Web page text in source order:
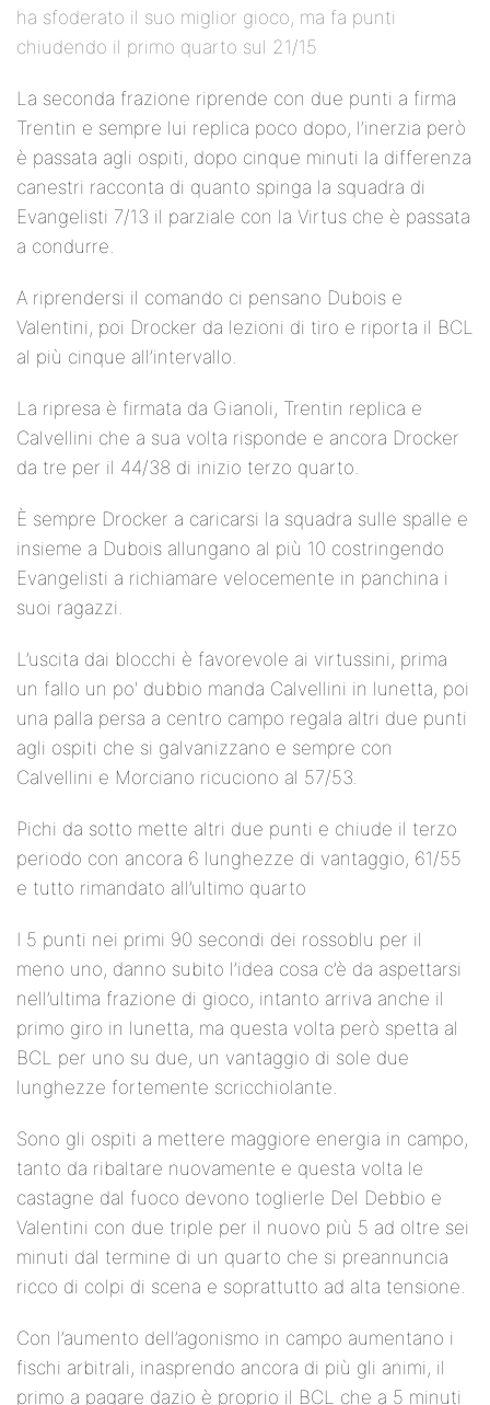
ha sfoderato il suo miglior gioco, ma fa punti
chiudendo il primo quarto sul 21/15
La seconda frazione riprende con due punti a firma
Trentin e sempre lui replica poco dopo, l’inerzia però
è passata agli ospiti, dopo cinque minuti la differenza
canestri racconta di quanto spinga la squadra di
Evangelisti 7/13 il parziale con la Virtus che è passata
a condurre.
A riprendersi il comando ci pensano Dubois e
Valentini, poi Drocker da lezioni di tiro e riporta il BCL
al più cinque all’intervallo.
La ripresa è firmata da Gianoli, Trentin replica e
Calvellini che a sua volta risponde e ancora Drocker
da tre per il 44/38 di inizio terzo quarto.
È sempre Drocker a caricarsi la squadra sulle spalle e
insieme a Dubois allungano al più 10 costringendo
Evangelisti a richiamare velocemente in panchina i
suoi ragazzi.
L’uscita dai blocchi è favorevole ai virtussini, prima
un fallo un po' dubbio manda Calvellini in lunetta, poi
una palla persa a centro campo regala altri due punti
agli ospiti che si galvanizzano e sempre con
Calvellini e Morciano ricuciono al 57/53.
Pichi da sotto mette altri due punti e chiude il terzo
periodo con ancora 6 lunghezze di vantaggio, 61/55
e tutto rimandato all’ultimo quarto
I 5 punti nei primi 90 secondi dei rossoblu per il
meno uno, danno subito l’idea cosa c’è da aspettarsi
nell’ultima frazione di gioco, intanto arriva anche il
primo giro in lunetta, ma questa volta però spetta al
BCL per uno su due, un vantaggio di sole due
lunghezze fortemente scricchiolante.
Sono gli ospiti a mettere maggiore energia in campo,
tanto da ribaltare nuovamente e questa volta le
castagne dal fuoco devono toglierle Del Debbio e
Valentini con due triple per il nuovo più 5 ad oltre sei
minuti dal termine di un quarto che si preannuncia
ricco di colpi di scena e soprattutto ad alta tensione.
Con l’aumento dell’agonismo in campo aumentano i
fischi arbitrali, inasprendo ancora di più gli animi, il
primo a pagare dazio è proprio il BCL che a 5 minuti